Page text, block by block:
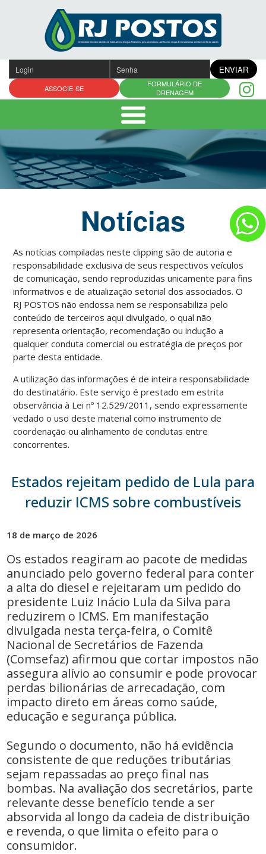
conteúdo
ENVIAR
ASSOCIE-SE
FORMULÁRIO DE
DRENAGEM
Notícias
As notícias compiladas neste clipping são de autoria e
responsabilidade exclusiva de seus respectivos veículos
de comunicação, sendo reproduzidas unicamente para fins
informativos e de atualização setorial dos associados. O
RJ POSTOS não endossa nem se responsabiliza pelo
conteúdo de terceiros aqui divulgado, o qual não
representa orientação, recomendação ou indução a
qualquer conduta comercial ou estratégia de preços por
parte desta entidade.
A utilização das informações é de inteira responsabilidade
do destinatário. Este serviço é prestado em estrita
observância à Lei nº 12.529/2011, sendo expressamente
vedado o uso deste material como instrumento de
coordenação ou alinhamento de condutas entre
concorrentes.
Estados rejeitam pedido de Lula para
reduzir ICMS sobre combustíveis
18 de março de 2026
Os estados reagiram ao pacote de medidas
anunciado pelo governo federal para conter
a alta do diesel e rejeitaram um pedido do
presidente Luiz Inácio Lula da Silva para
reduzirem o ICMS. Em manifestação
divulgada nesta terça-feira, o Comitê
Nacional de Secretários de Fazenda
(Comsefaz) afirmou que cortar impostos não
assegura alívio ao consumir e pode provocar
perdas bilionárias de arrecadação, com
impacto direto em áreas como saúde,
educação e segurança pública.
Segundo o documento, não há evidência
consistente de que reduções tributárias
sejam repassadas ao preço final nas
bombas. Na avaliação dos secretários, parte
relevante desse benefício tende a ser
absorvida al longo da cadeia de distribuição
e revenda, o que limita o efeito para o
consumidor.